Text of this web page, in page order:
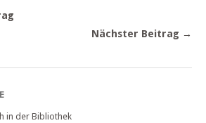
Nächster Beitrag →
in der Bibliothek